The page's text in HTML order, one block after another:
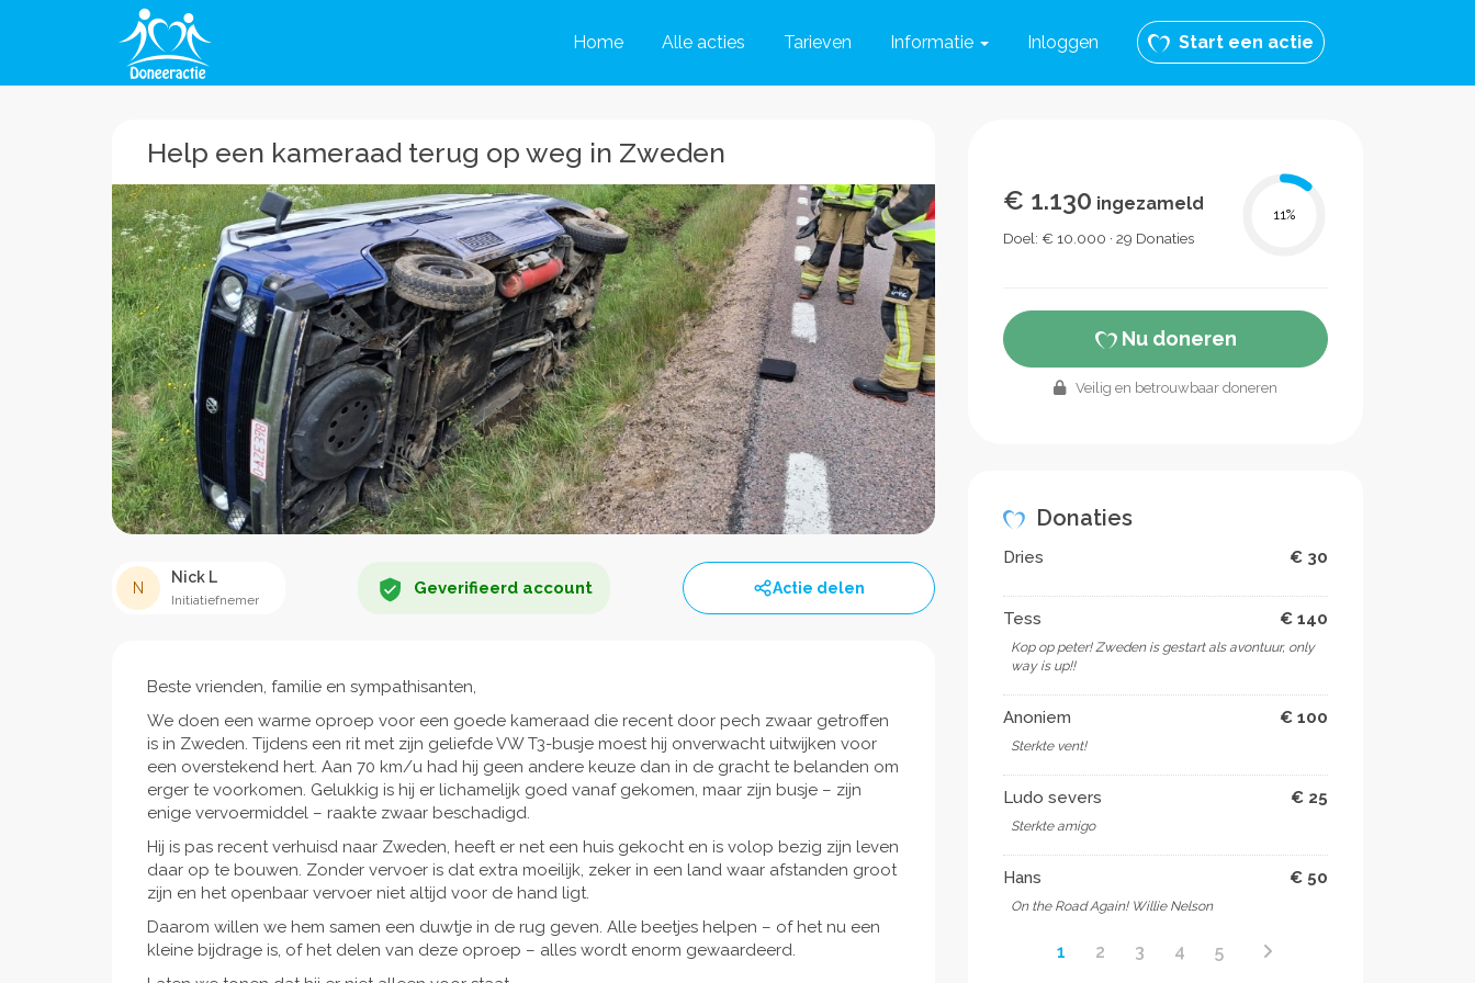
Home Alle acties Tarieven Informatie Inloggen Start een actie
Help een kameraad terug op weg in Zweden
N
Nick L
Initiatiefnemer
Geverifieerd account Actie delen
Beste vrienden, familie en sympathisanten,
We doen een warme oproep voor een goede kameraad die recent door pech zwaar getroffen
is in Zweden. Tijdens een rit met zijn geliefde VW T3-busje moest hij onverwacht uitwijken voor
een overstekend hert. Aan 70 km/u had hij geen andere keuze dan in de gracht te belanden om
erger te voorkomen. Gelukkig is hij er lichamelijk goed vanaf gekomen, maar zijn busje – zijn
enige vervoermiddel – raakte zwaar beschadigd.
Hij is pas recent verhuisd naar Zweden, heeft er net een huis gekocht en is volop bezig zijn leven
daar op te bouwen. Zonder vervoer is dat extra moeilijk, zeker in een land waar afstanden groot
zijn en het openbaar vervoer niet altijd voor de hand ligt.
Daarom willen we hem samen een duwtje in de rug geven. Alle beetjes helpen – of het nu een
kleine bijdrage is, of het delen van deze oproep – alles wordt enorm gewaardeerd.
€ 1.130 ingezameld
Doel: € 10.000 · 29 Donaties
11%
Nu doneren
Veilig en betrouwbaar doneren
Donaties
Dries € 30
Tess € 140
Kop op peter! Zweden is gestart als avontuur, only
way is up!!
Anoniem € 100
Sterkte vent!
Ludo severs € 25
Sterkte amigo
Hans € 50
On the Road Again! Willie Nelson
1 2 3 4 5